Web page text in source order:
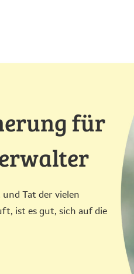
für
Tat der vielen
ist es gut, sich auf die